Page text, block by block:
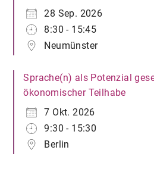
28 Sep. 2026
8:30 - 15:45
Neumünster
Sprache(n) als Potenzial
ökonomischer Teilhabe
7 Okt. 2026
9:30 - 15:30
Berlin